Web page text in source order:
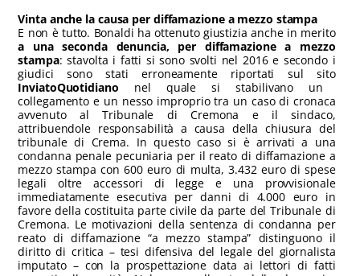
Vinta anche la causa per diffamazione a mezzo stampa
E non è tutto. Bonaldi ha ottenuto giustizia anche in merito
a una seconda denuncia, per diffamazione a mezzo
stampa: stavolta i fatti si sono svolti nel 2016 e secondo i
giudici sono stati erroneamente riportati sul sito
InviatoQuotidiano nel quale si stabilivano un
collegamento e un nesso improprio tra un caso di cronaca
avvenuto al Tribunale di Cremona e il sindaco,
attribuendole responsabilità a causa della chiusura del
tribunale di Crema. In questo caso si è arrivati a una
condanna penale pecuniaria per il reato di diffamazione a
mezzo stampa con 600 euro di multa, 3.432 euro di spese
legali oltre accessori di legge e una provvisionale
immediatamente esecutiva per danni di 4.000 euro in
favore della costituita parte civile da parte del Tribunale di
Cremona. Le motivazioni della sentenza di condanna per
reato di diffamazione “a mezzo stampa” distinguono il
diritto di critica – tesi difensiva del legale del giornalista
imputato – con la prospettazione data ai lettori di fatti